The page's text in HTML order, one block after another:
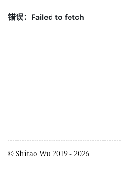
©Shitao Wu 2019 - 2026